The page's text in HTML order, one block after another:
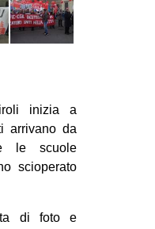
inizia a
arrivano da
le scuole
scioperato
di foto e